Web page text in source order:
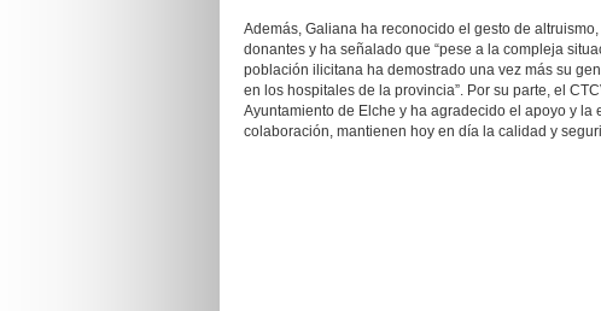
Además, Galiana ha reconocido el gesto de
donantes y ha señalado que “pese a la compleja
población ilicitana ha demostrado una vez más su
en los hospitales de la provincia”. Por su parte, el
Ayuntamiento de Elche y ha agradecido el apoyo y
colaboración, mantienen hoy en día la calidad y